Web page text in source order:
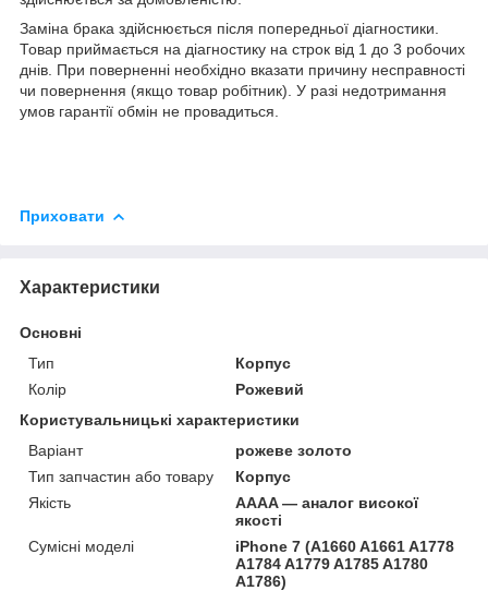
Заміна брака здійснюється після попередньої діагностики.
Товар приймається на діагностику на строк від 1 до 3 робочих
днів. При поверненні необхідно вказати причину несправності
чи повернення (якщо товар робітник). У разі недотримання
умов гарантії обмін не провадиться.
Приховати
Характеристики
Основні
Тип
Корпус
Колір
Рожевий
Користувальницькі характеристики
Варіант
рожеве золото
Тип запчастин або товару
Корпус
Якість
AAAA — аналог високої
якості
Сумісні моделі
iPhone 7 (A1660 A1661 A1778
A1784 A1779 A1785 A1780
A1786)